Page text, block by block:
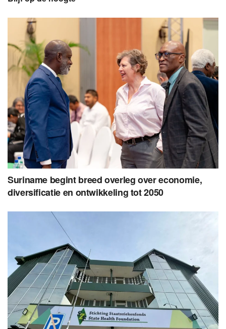
Suriname begint breed overleg over economie,
diversificatie en ontwikkeling tot 2050